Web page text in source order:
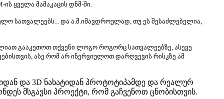
ყველა მამაკაცის დნმ-ში.
სათვალეებს... და ა.შ.იმავდროულად, თუ ეს შესაძლებელია,
გააკეთოთ თქვენი ლოგო როგორც სათვალეებზე, ასევე
ასე რომ არ ინერვიულოთ დარღვევის რისკზე ამ
და 3D ნახატიდან პროტოტიპამდე და რეალურ
მსგავსი პროექტი, რომ გაჩვენოთ ცნობისთვის.